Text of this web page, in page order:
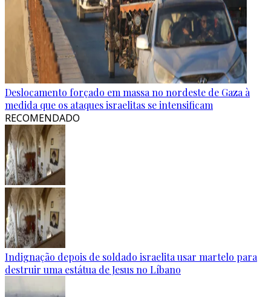
Deslocamento forçado em massa no nordeste de Gaza à
medida que os ataques israelitas se intensificam
RECOMENDADO
Indignação depois de soldado israelita usar martelo para
destruir uma estátua de Jesus no Líbano